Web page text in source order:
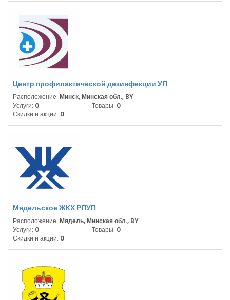
Центр профилактической дезинфекции УП
Расположение: Минск, Минская обл., BY
Услуги: 0 Товары: 0
Скидки и акции: 0
Мядельское ЖКХ РПУП
Расположение: Мядель, Минская обл., BY
Услуги: 0 Товары: 0
Скидки и акции: 0